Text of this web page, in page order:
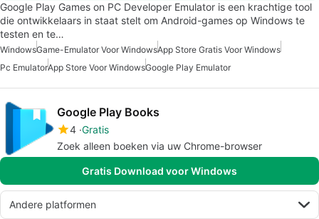
Google Play Games on PC Developer Emulator is een krachtige tool
die ontwikkelaars in staat stelt om Android-games op Windows te
testen en te…
WindowsGame-Emulator Voor WindowsApp Store Gratis Voor Windows
Pc EmulatorApp Store Voor WindowsGoogle Play Emulator
Google Play Books
4 Gratis
Zoek alleen boeken via uw Chrome-browser
Gratis Download voor Windows
Andere platformen